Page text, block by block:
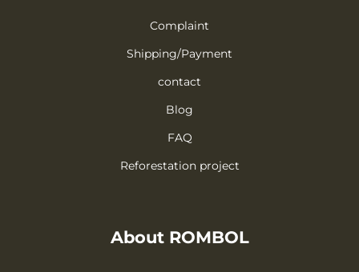
Complaint
Shipping/Payment
contact
Blog
FAQ
Reforestation project
About ROMBOL